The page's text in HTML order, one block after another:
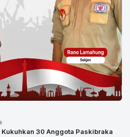
Kukuhkan 30 Anggota Paskibraka